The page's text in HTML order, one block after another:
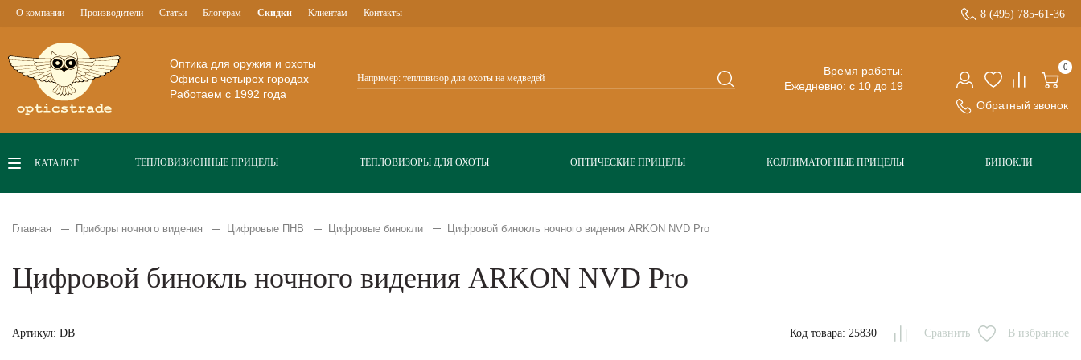
Оптика для оружия и охоты
Офисы в четырех городах
Работаем с 1992 года
Время работы:
Ежедневно: с 10 до 19
0
Обратный звонок
О компании Производители Статьи Блогерам Скидки Клиентам Контакты 8 (495) 785-61-36
КАТАЛОГ ТЕПЛОВИЗИОННЫЕ ПРИЦЕЛЫ ТЕПЛОВИЗОРЫ ДЛЯ ОХОТЫ ОПТИЧЕСКИЕ ПРИЦЕЛЫ КОЛЛИМАТОРНЫЕ ПРИЦЕЛЫ БИНОКЛИ
Главная Приборы ночного видения Цифровые ПНВ Цифровые бинокли Цифровой бинокль ночного видения ARKON NVD Pro
Цифровой бинокль ночного видения ARKON NVD Pro
Артикул: DB Код товара: 25830 Сравнить В избранное